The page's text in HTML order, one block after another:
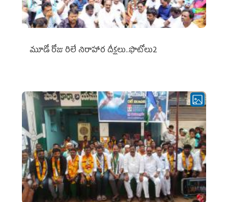
మూడో రోజు రిలే నిరాహార దీక్షలు..ఫొటోలు2